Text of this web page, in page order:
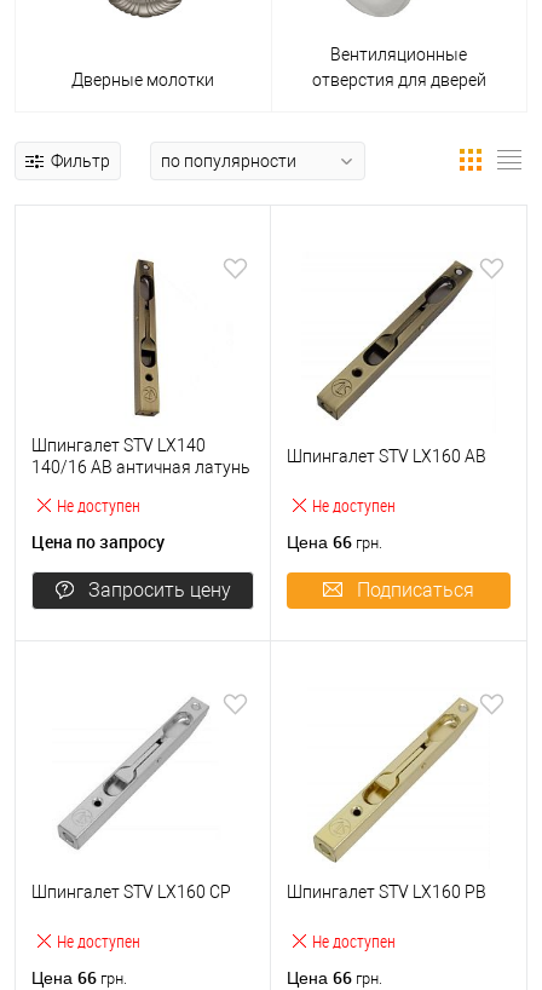
Дверные молотки
Вентиляционные
отверстия для дверей
Фильтр
Не доступен
Шпингалет STV LX140
140/16 AB античная латунь
Цена по запросу
Запросить цену
Не доступен
Шпингалет STV LX160 AB
Цена 66 грн.
Подписаться
Не доступен
Шпингалет STV LX160 CP
Цена 66 грн.
Не доступен
Шпингалет STV LX160 PB
Цена 66 грн.